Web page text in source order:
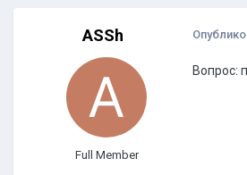
ASSh
Full Member
Вопрос: